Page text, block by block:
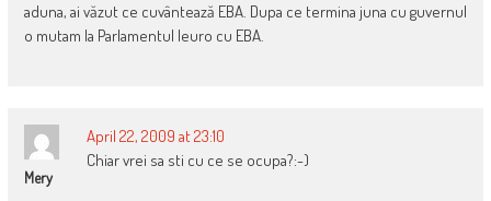
aduna, ai văzut ce cuvântează EBA. Dupa ce termina juna cu guvernul
o mutam la Parlamentul Ieuro cu EBA.
Mery
April 22, 2009 at 23:10
Chiar vrei sa sti cu ce se ocupa?:-)